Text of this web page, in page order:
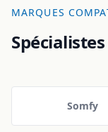
MARQUES
Somfy